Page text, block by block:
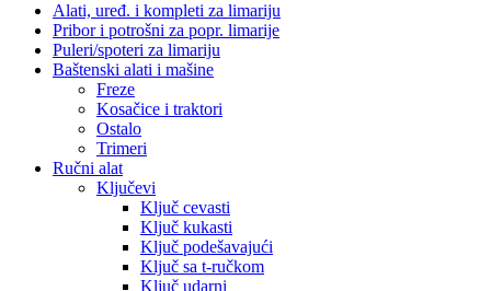
Alati, uređ. i kompleti za limariju
Pribor i potrošni za popr. limarije
Puleri/spoteri za limariju
Baštenski alati i mašine
Freze
Kosačice i traktori
Ostalo
Trimeri
Ručni alat
Ključevi
Ključ cevasti
Ključ kukasti
Ključ podešavajući
Ključ sa t-ručkom
Ključ udarni